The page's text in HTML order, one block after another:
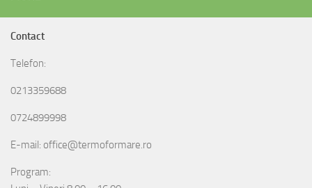
Contact
Telefon:
0213359688
0724899998
E-mail: office@termoformare.ro
Program: